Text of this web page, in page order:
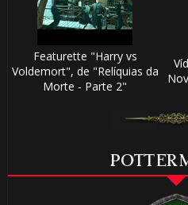
Featurette "Harry vs
Voldemort", de "Relíquias da
Morte - Parte 2"